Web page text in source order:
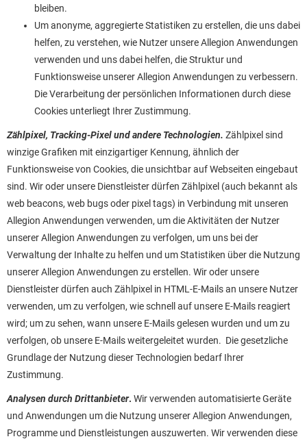
bleiben.
Um anonyme, aggregierte Statistiken zu erstellen, die uns dabei
helfen, zu verstehen, wie Nutzer unsere Allegion Anwendungen
verwenden und uns dabei helfen, die Struktur und
Funktionsweise unserer Allegion Anwendungen zu verbessern.
Die Verarbeitung der persönlichen Informationen durch diese
Cookies unterliegt Ihrer Zustimmung.
Zählpixel, Tracking-Pixel und andere Technologien. Zählpixel sind
winzige Grafiken mit einzigartiger Kennung, ähnlich der
Funktionsweise von Cookies, die unsichtbar auf Webseiten eingebaut
sind. Wir oder unsere Dienstleister dürfen Zählpixel (auch bekannt als
web beacons, web bugs oder pixel tags) in Verbindung mit unseren
Allegion Anwendungen verwenden, um die Aktivitäten der Nutzer
unserer Allegion Anwendungen zu verfolgen, um uns bei der
Verwaltung der Inhalte zu helfen und um Statistiken über die Nutzung
unserer Allegion Anwendungen zu erstellen. Wir oder unsere
Dienstleister dürfen auch Zählpixel in HTML-E-Mails an unsere Nutzer
verwenden, um zu verfolgen, wie schnell auf unsere E-Mails reagiert
wird; um zu sehen, wann unsere E-Mails gelesen wurden und um zu
verfolgen, ob unsere E-Mails weitergeleitet wurden. Die gesetzliche
Grundlage der Nutzung dieser Technologien bedarf Ihrer
Zustimmung.
Analysen durch Drittanbieter. Wir verwenden automatisierte Geräte
und Anwendungen um die Nutzung unserer Allegion Anwendungen,
Programme und Dienstleistungen auszuwerten. Wir verwenden diese